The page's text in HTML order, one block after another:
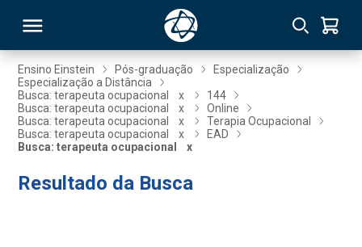
Ensino Einstein Pós-graduação
Especialização
Especialização a Distância
Busca: terapeuta ocupacional
x
144
Busca: terapeuta ocupacional
x
Online
Busca: terapeuta ocupacional
x
Terapia Ocupacional
Busca: terapeuta ocupacional
x
EAD
Busca: terapeuta ocupacional
x
Resultado da Busca